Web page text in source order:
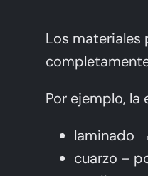
Los materiales
Por ejemplo, la
laminado
cuarzo –